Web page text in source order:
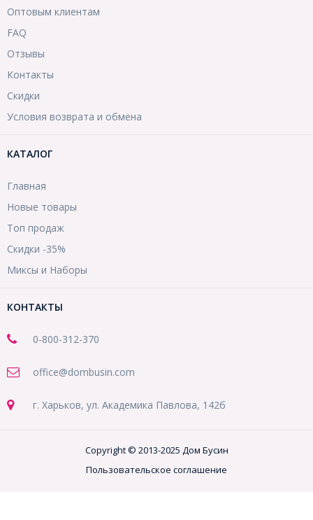
Оптовым клиентам
FAQ
Отзывы
Контакты
Скидки
Условия возврата и обмена
КАТАЛОГ
Главная
Новые товары
Топ продаж
Скидки -35%
Миксы и Наборы
КОНТАКТЫ
0-800-312-370
office@dombusin.com
г. Харьков, ул. Академика Павлова, 142б
Copyright © 2013-2025 Дом Бусин
Пользовательское соглашение